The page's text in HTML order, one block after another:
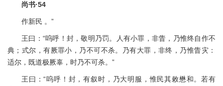
尚书·54
作新民 。”
王曰：“呜呼！封，敬明乃罚。人有小罪，非眚，乃惟终自作不
典；式尔，有厥罪小，乃不可不杀。乃有大罪，非终，乃惟眚灾：
适尔，既道极厥辜，时乃不可杀。”
王曰：“呜呼！封，有叙时，乃大明服，惟民其敕懋和。若有